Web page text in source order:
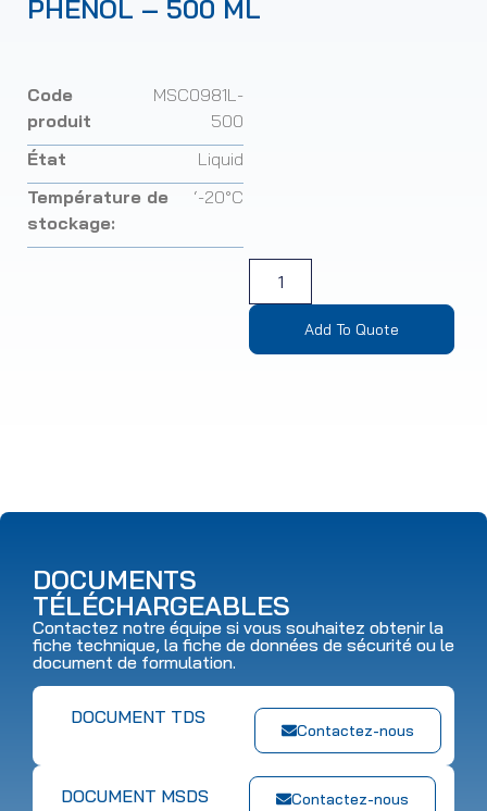
PHÉNOL – 500 ML
Code
produit
MSC0981L-
500
État
Liquid
Température de
stockage:
‘-20°C
Add To Quote
DOCUMENTS
TÉLÉCHARGEABLES
Contactez notre équipe si vous souhaitez obtenir la
fiche technique, la fiche de données de sécurité ou le
document de formulation.
Contactez-nous
DOCUMENT TDS
Contactez-nous
DOCUMENT MSDS